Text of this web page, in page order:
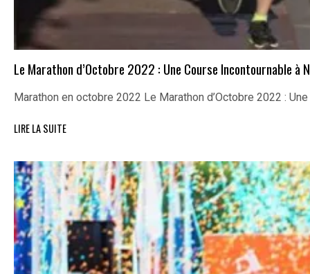
Le Marathon d’Octobre 2022 : Une Course Incontournable à
Marathon en octobre 2022 Le Marathon d’Octobre 2022 :
LIRE LA SUITE